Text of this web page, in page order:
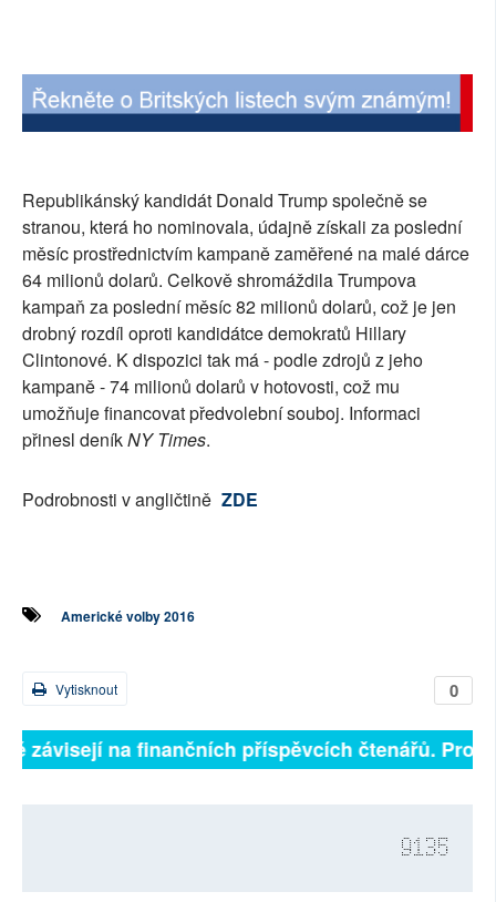
RUBRIKY
PLNÁ VERZE STRÁNEK
Republikánský kandidát Donald Trump společně se
stranou, která ho nominovala, údajně získali za poslední
měsíc prostřednictvím kampaně zaměřené na malé dárce
64 milionů dolarů. Celkově shromáždila Trumpova
kampaň za poslední měsíc 82 milionů dolarů, což je jen
drobný rozdíl oproti kandidátce demokratů Hillary
Clintonové. K dispozici tak má - podle zdrojů z jeho
kampaně - 74 milionů dolarů v hotovosti, což mu
umožňuje financovat předvolební souboj. Informaci
přinesl deníkNY Times.
Podrobnosti v angličtině ZDE
Americké volby 2016
0
Vytisknout
závisejí na finančních příspěvcích čtenářů.
9135